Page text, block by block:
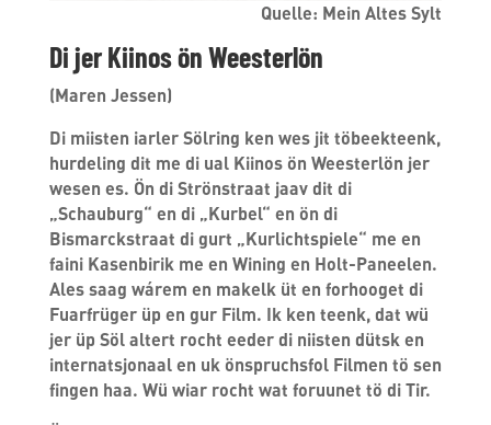
Quelle: Mein Altes Sylt
Di jer Kiinos ön Weesterlön
(Maren Jessen)
Di miisten iarler Sölring ken wes jit töbeekteenk,
hurdeling dit me di ual Kiinos ön Weesterlön jer
wesen es. Ön di Strönstraat jaav dit di
„Schauburg“ en di „Kurbel“ en ön di
Bismarckstraat di gurt „Kurlichtspiele“ me en
faini Kasenbirik me en Wining en Holt-Paneelen.
Ales saag wárem en makelk üt en forhooget di
Fuarfrüger üp en gur Film. Ik ken teenk, dat wü
jer üp Söl altert rocht eeder di niisten dütsk en
internatsjonaal en uk önspruchsfol Filmen tö sen
fingen haa. Wü wiar rocht wat foruunet tö di Tir.